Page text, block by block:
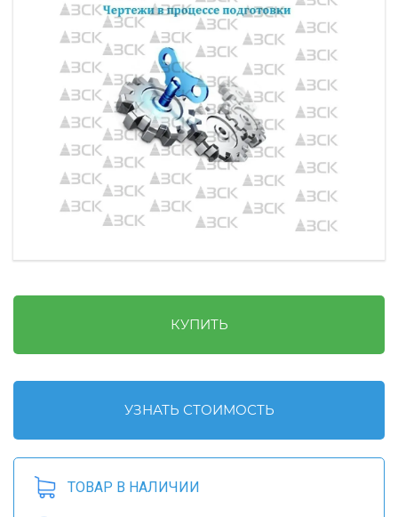
КУПИТЬ
УЗНАТЬ СТОИМОСТЬ
ТОВАР В НАЛИЧИИ